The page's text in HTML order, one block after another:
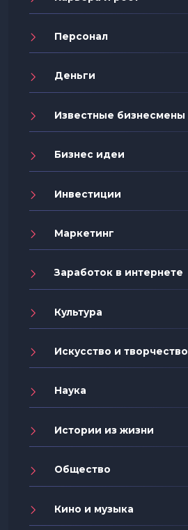
Персонал
Деньги
Известные бизнесмены
Бизнес идеи
Инвестиции
Маркетинг
Заработок в интернете
Культура
Искусство и творчество
Наука
Истории из жизни
Общество
Кино и музыка